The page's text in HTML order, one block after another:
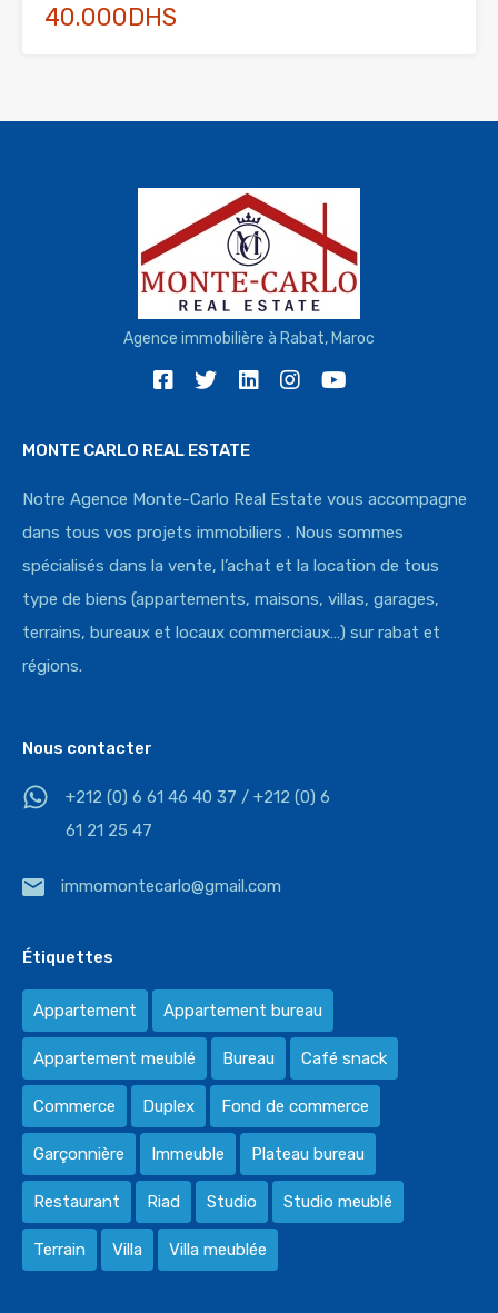
40.000DHS
Agence immobilière à Rabat, Maroc
MONTE CARLO REAL ESTATE
Notre Agence Monte-Carlo Real Estate vous accompagne
dans tous vos projets immobiliers . Nous sommes
spécialisés dans la vente, l’achat et la location de tous
type de biens (appartements, maisons, villas, garages,
terrains, bureaux et locaux commerciaux…) sur rabat et
régions.
Nous contacter
+212 (0) 6 61 46 40 37 / +212 (0) 6
61 21 25 47
immomontecarlo@gmail.com
Étiquettes
Appartement Appartement bureau
Appartement meublé Bureau Café snack
Commerce Duplex Fond de commerce
Garçonnière Immeuble Plateau bureau
Restaurant Riad Studio Studio meublé
Terrain Villa Villa meublée